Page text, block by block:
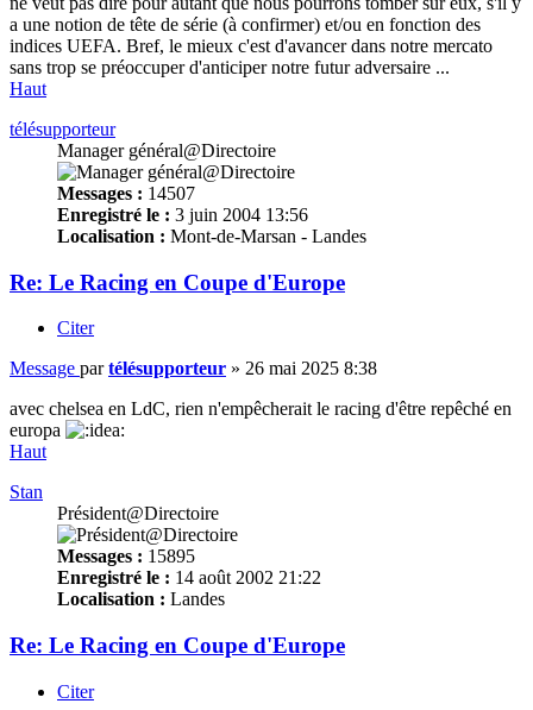
a une notion de tête de série (à confirmer) et/ou en fonction des
indices UEFA. Bref, le mieux c'est d'avancer dans notre mercato
sans trop se préoccuper d'anticiper notre futur adversaire ...
Haut
télésupporteur
Manager général@Directoire
Messages : 14507
Enregistré le : 3 juin 2004 13:56
Localisation : Mont-de-Marsan - Landes
Re: Le Racing en Coupe d'Europe
Citer
Message partélésupporteur » 26 mai 2025 8:38
avec chelsea en LdC, rien n'empêcherait le racing d'être repêché en
europa
Haut
Stan
Président@Directoire
Messages : 15895
Enregistré le : 14 août 2002 21:22
Localisation : Landes
Re: Le Racing en Coupe d'Europe
Citer